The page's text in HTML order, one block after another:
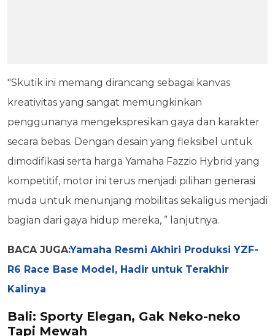
"Skutik ini memang dirancang sebagai kanvas
kreativitas yang sangat memungkinkan
penggunanya mengekspresikan gaya dan karakter
secara bebas. Dengan desain yang fleksibel untuk
dimodifikasi serta harga Yamaha Fazzio Hybrid yang
kompetitif, motor ini terus menjadi pilihan generasi
muda untuk menunjang mobilitas sekaligus menjadi
bagian dari gaya hidup mereka, ” lanjutnya.
BACA JUGA:Yamaha Resmi Akhiri Produksi YZF-
R6 Race Base Model, Hadir untuk Terakhir
Kalinya
Bali: Sporty Elegan, Gak Neko-neko
Tapi Mewah